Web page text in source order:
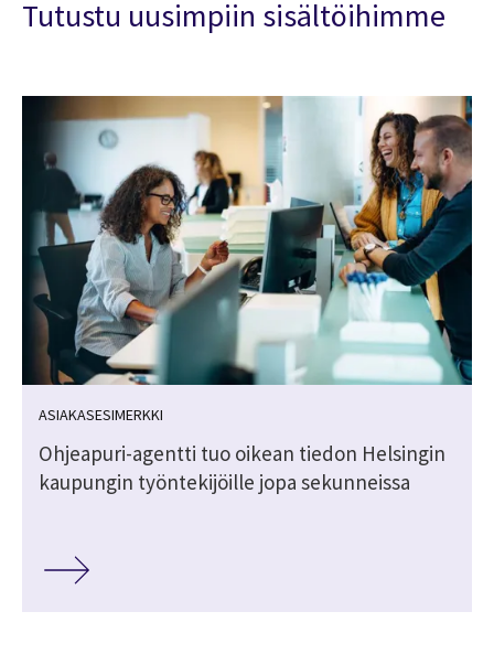
Tutustu uusimpiin sisältöihimme
ASIAKASESIMERKKI
Ohjeapuri-agentti tuo oikean tiedon Helsingin
kaupungin työntekijöille jopa sekunneissa